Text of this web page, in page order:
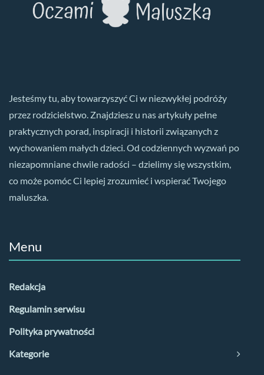
Jesteśmy tu, aby towarzyszyć Ci w niezwykłej podróży
przez rodzicielstwo. Znajdziesz u nas artykuły pełne
praktycznych porad, inspiracji i historii związanych z
wychowaniem małych dzieci. Od codziennych wyzwań po
niezapomniane chwile radości – dzielimy się wszystkim,
co może pomóc Ci lepiej zrozumieć i wspierać Twojego
maluszka.
Menu
Redakcja
Regulamin serwisu
Polityka prywatności
Kategorie